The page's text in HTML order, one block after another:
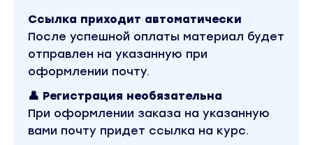
работы - результат этой веры и опыта.
Программа семинара
(вопросы будут раскрыты в разной степени,
по интересу и запросам группы)
Что такое видимость и как она устроена.
Как мы видим других и как они видят нас.
Ссылка приходит автоматически
После успешной оплаты материал будет
отправлен на указанную при
оформлении почту.
👤 Регистрация необязательна
При оформлении заказа на указанную
вами почту придет ссылка на курс.